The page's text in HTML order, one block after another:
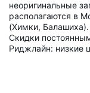
неоригинальные
располагаются в
(Химки, Балашиха).
Скидки
Риджлайн: низкие